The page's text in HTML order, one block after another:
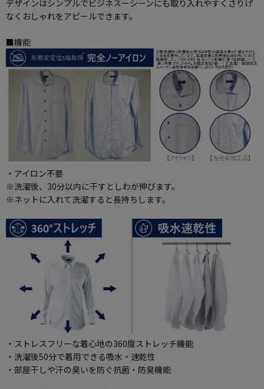
デザインはシンプルでビジネスーシーンにも取り入れやすくさりげ
なくおしゃれをアピールできます。
■機能
・アイロン不要
※洗濯後、30分以内に干すとしわが伸びます。
※ネットに入れて洗濯すると長持ちします。
・ストレスフリーな着心地の360度ストレッチ機能
・洗濯後50分で着用できる吸水・速乾性
・部屋干しや汗の臭いを防ぐ抗菌・防臭機能